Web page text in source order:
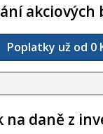
akciových
Poplatky už od 0
na daně z